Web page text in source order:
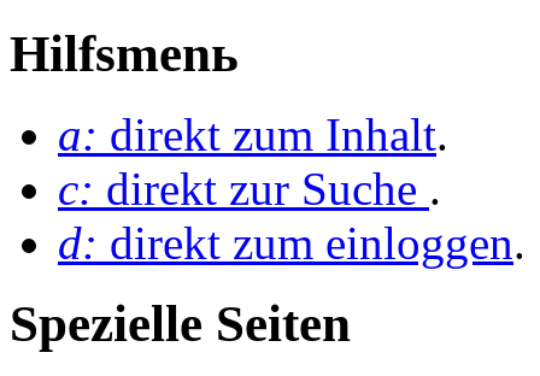
Hilfsmenь
a: direkt zum Inhalt.
c: direkt zur Suche .
d: direkt zum einloggen.
Spezielle Seiten